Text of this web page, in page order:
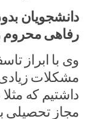
دانشجویان
رفاهی محروم
وی با ابراز
مشکلات زیادی
داشتیم که
مجاز تحصیلی